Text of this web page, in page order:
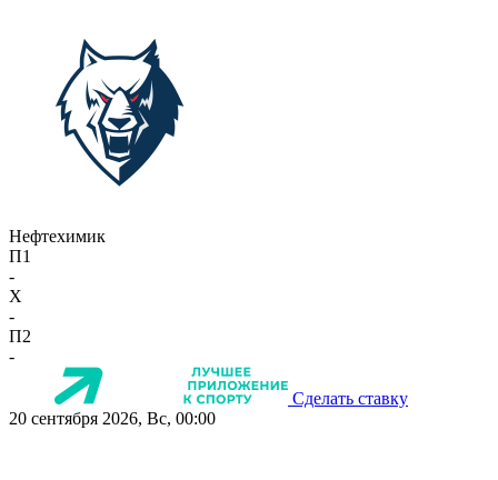
Нефтехимик
П1
-
X
-
П2
-
Сделать ставку
20 сентября 2026, Вс, 00:00